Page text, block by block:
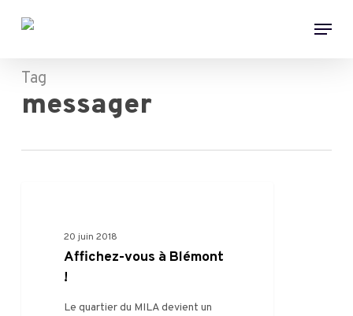
content
Menu
Tag
messager
20 juin 2018
Affichez-vous à Blémont
!
Le quartier du MILA devient un